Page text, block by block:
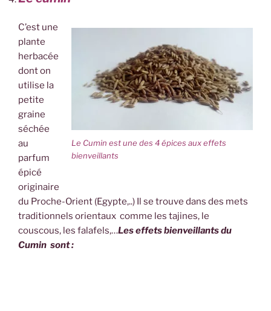
Le Cumin est une des 4 épices aux effets
bienveillants
C’est une
plante
herbacée
dont on
utilise la
petite
graine
séchée
au
parfum
épicé
originaire
du Proche-Orient (Egypte,..) Il se trouve dans des mets
traditionnels orientaux comme les tajines, le
couscous, les falafels,…Les effets bienveillants du
Cumin sont :